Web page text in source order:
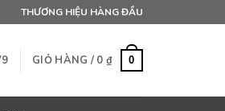
THƯƠNG HIỆU HÀNG ĐẦU
GIỎ HÀNG / 0 ₫ 0